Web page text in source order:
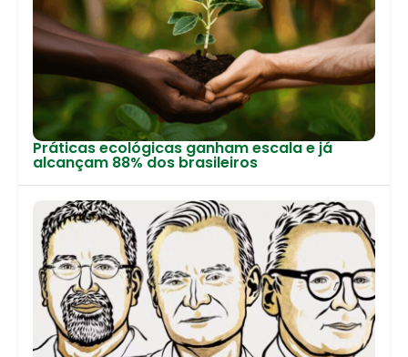
Práticas ecológicas ganham escala e já
alcançam 88% dos brasileiros